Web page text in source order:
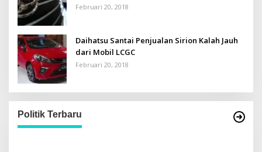
Februari 20, 2018
Daihatsu Santai Penjualan Sirion Kalah Jauh
dari Mobil LCGC
Februari 20, 2018
Politik Terbaru